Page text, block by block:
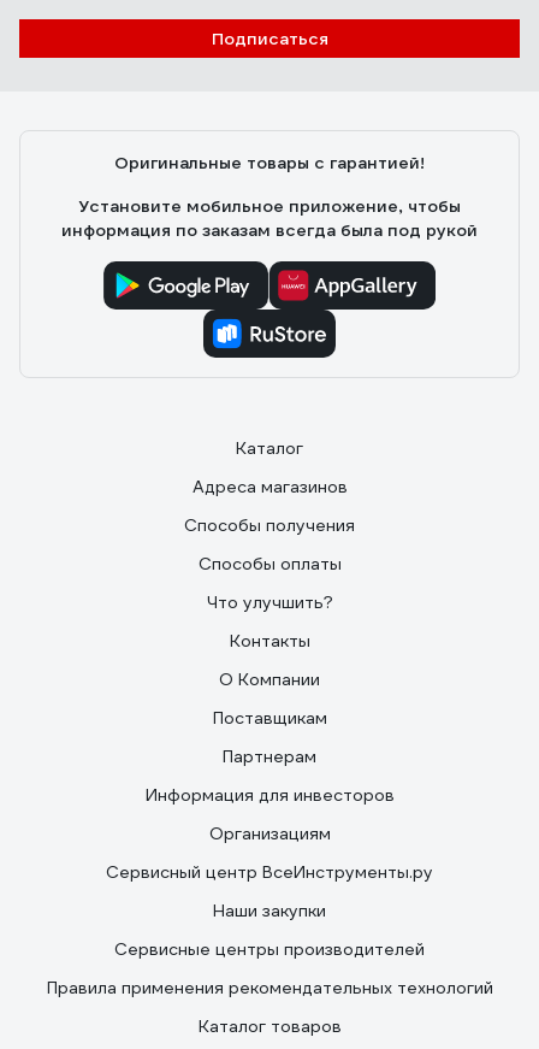
Подписаться
Оригинальные товары с гарантией!
Установите мобильное приложение, чтобы
информация по заказам всегда была под рукой
Каталог
Адреса магазинов
Способы получения
Способы оплаты
Что улучшить?
Контакты
О Компании
Поставщикам
Партнерам
Информация для инвесторов
Организациям
Сервисный центр ВсеИнструменты.ру
Наши закупки
Сервисные центры производителей
Правила применения рекомендательных технологий
Каталог товаров